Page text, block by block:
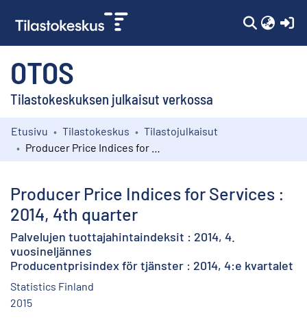
OTOS
Tilastokeskuksen julkaisut verkossa
Kokoelmat
Etusivu Tilastokeskus
Tilastojulkaisut
Producer Price Indices for Services :
2014, 4th quarter
Palvelujen tuottajahintaindeksit : 2014, 4.
vuosineljännes
Producentprisindex för tjänster : 2014, 4:e kvartalet
Statistics Finland
2015